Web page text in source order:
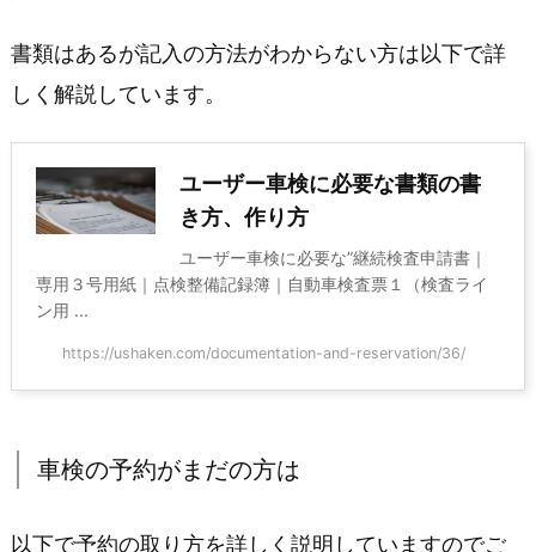
書類はあるが記入の方法がわからない方は以下で詳
しく解説しています。
ユーザー車検に必要な書類の書
き方、作り方
ユーザー車検に必要な”継続検査申請書｜
専用３号用紙｜点検整備記録簿｜自動車検査票１（検査ライ
ン用 ...
https://ushaken.com/documentation-and-reservation/36/
車検の予約がまだの方は
以下で予約の取り方を詳しく説明していますのでご